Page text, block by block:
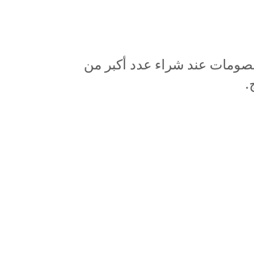
خصومات عند شراء عدد أكبر من